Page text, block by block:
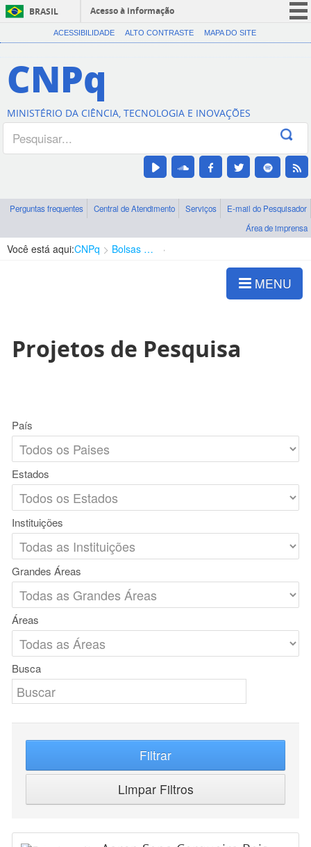
BRASIL
Acesso à informação
CORONAVÍRUS (COVID-19)
Canais
ACESSIBILIDADE ALTO CONTRASTE MAPA DO SITE
CNPq
MINISTÉRIO DA CIÊNCIA, TECNOLOGIA E INOVAÇÕES
Perguntas frequentes Central de Atendimento Serviços
E-mail do Pesquisador
Área de imprensa
Você está aqui:CNPq Bolsas e Auxílios Vigentes
MENU
Projetos de Pesquisa
País
Estados
Instituições
Grandes Áreas
Áreas
Busca
Filtrar
Limpar Filtros